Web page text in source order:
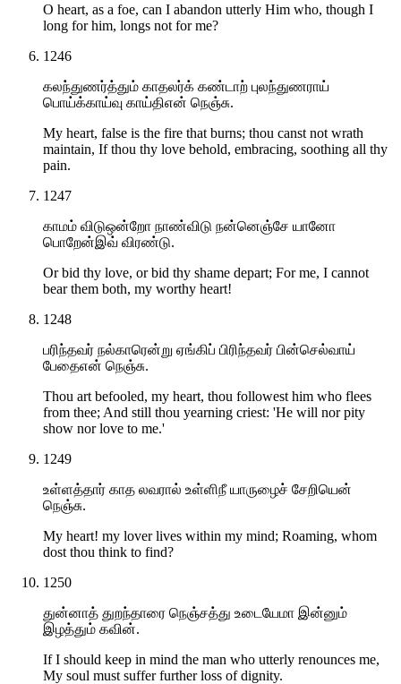
O heart, as a foe, can I abandon utterly Him who, though I
long for him, longs not for me?
1246
கலந்துணர்த்தும் காதலர்க் கண்டாற் புலந்துணராய்
பொய்க்காய்வு காய்திஎன் நெஞ்சு.
My heart, false is the fire that burns; thou canst not wrath
maintain, If thou thy love behold, embracing, soothing all thy
pain.
1247
காமம் விடுஒன்றோ நாண்விடு நன்னெஞ்சே யானோ
பொறேன்இவ் விரண்டு.
Or bid thy love, or bid thy shame depart; For me, I cannot
bear them both, my worthy heart!
1248
பரிந்தவர் நல்காரென்று ஏங்கிப் பிரிந்தவர் பின்செல்வாய்
பேதைஎன் நெஞ்சு.
Thou art befooled, my heart, thou followest him who flees
from thee; And still thou yearning criest: 'He will nor pity
show nor love to me.'
1249
உள்ளத்தார் காத லவரால் உள்ளிநீ யாருழைச் சேறியென்
நெஞ்சு.
My heart! my lover lives within my mind; Roaming, whom
dost thou think to find?
1250
துன்னாத் துறந்தாரை நெஞ்சத்து உடையேமா இன்னும்
இழத்தும் கவின்.
If I should keep in mind the man who utterly renounces me,
My soul must suffer further loss of dignity.